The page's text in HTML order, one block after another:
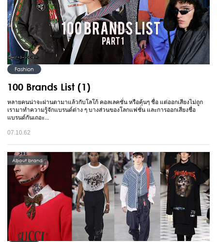
Fashion
100 Brands List (1)
หลายคนน่าจะผ่านตามาแล้วกับโลโก้ คอลเลคชั่น หรือคุ้นๆ ชื่อ แต่ออกเสียงไม่ถูก
เรามาทำความรู้จักแบรนด์ต่าง ๆ บางส่วนของโลกแฟชั่น และการออกเสียงชื่อ
แบรนด์กันเถอะ...
07.10.62
About brand